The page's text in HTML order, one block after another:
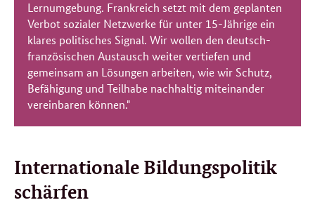
Lernumgebung. Frankreich setzt mit dem geplanten
Verbot sozialer Netzwerke für unter 15-Jährige ein
klares politisches Signal. Wir wollen den deutsch-
französischen Austausch weiter vertiefen und
gemeinsam an Lösungen arbeiten, wie wir Schutz,
Befähigung und Teilhabe nachhaltig miteinander
vereinbaren können."
Internationale Bildungspolitik
schärfen